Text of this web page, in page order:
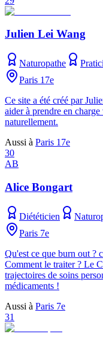
Julien Lei Wang
Naturopathe
Paris 17e
Ce site a été créé par
aider à prendre en
naturellement.
Aussi à Paris 17e
30
AB
Alice Bongart
Diététicien
Paris 7e
Qu'est ce que burn out ?
Comment le traiter ? Le
trajectoires de soins
médicaments !
Aussi à Paris 7e
31